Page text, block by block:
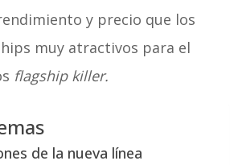
y precio que los
muy atractivos para el
flagship killer.
de la nueva línea